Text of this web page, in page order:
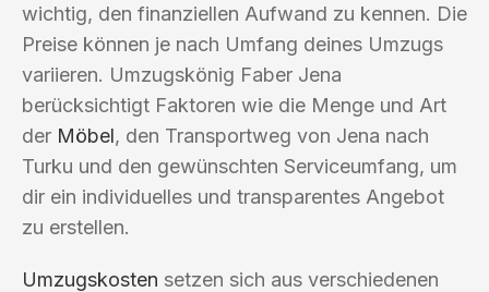
wichtig, den finanziellen Aufwand zu kennen. Die
Preise können je nach Umfang deines Umzugs
variieren. Umzugskönig Faber Jena
berücksichtigt Faktoren wie die Menge und Art
der Möbel, den Transportweg von Jena nach
Turku und den gewünschten Serviceumfang, um
dir ein individuelles und transparentes Angebot
zu erstellen.
Umzugskosten setzen sich aus verschiedenen